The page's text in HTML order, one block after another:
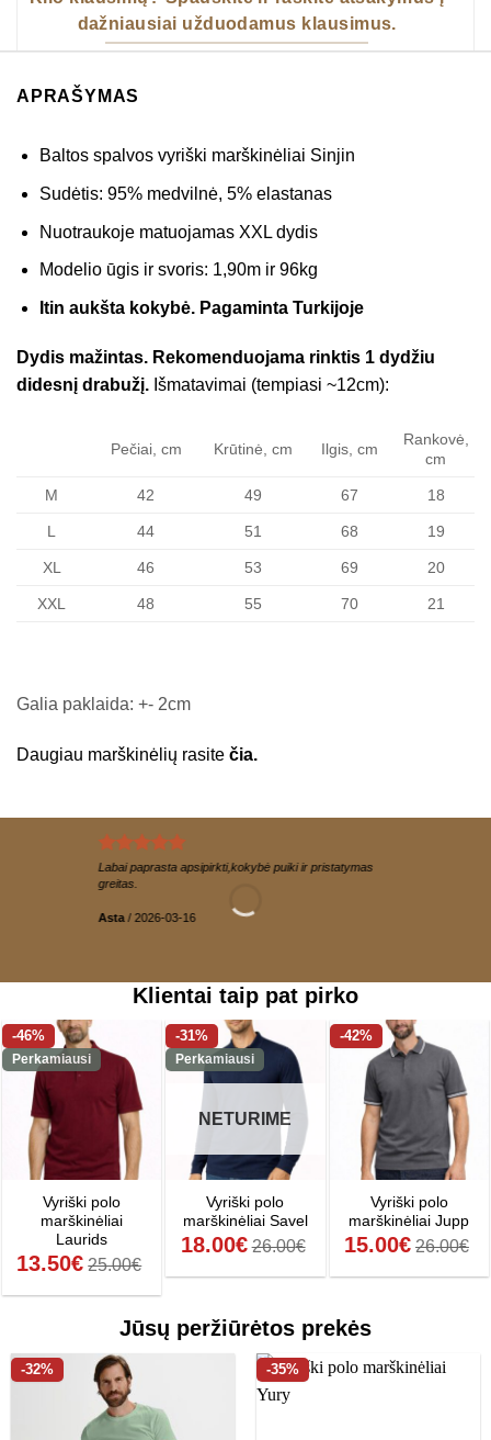
dažniausiai užduodamus klausimus.
APRAŠYMAS
Baltos spalvos vyriški marškinėliai Sinjin
Sudėtis: 95% medvilnė, 5% elastanas
Nuotraukoje matuojamas XXL dydis
Modelio ūgis ir svoris: 1,90m ir 96kg
Itin aukšta kokybė. Pagaminta Turkijoje
Dydis mažintas. Rekomenduojama rinktis 1 dydžiu
didesnį drabužį. Išmatavimai (tempiasi ~12cm):
Pečiai, cm Krūtinė, cm Ilgis, cm
Rankovė,
cm
M 42 49 67 18
L 44 51 68 19
XL 46 53 69 20
XXL 48 55 70 21
Galia paklaida: +- 2cm
Daugiau marškinėlių rasite čia.
Labai paprasta apsipirkti,kokybė puiki ir pristatymas
greitas.
Asta / 2026-03-16
Klientai taip pat pirko
-46%
Perkamiausi
Vyriški polo
marškinėliai
Laurids
13.50€ 25.00€
-31%
Perkamiausi
NETURIME
Vyriški polo
marškinėliai Savel
18.00€ 26.00€
-42%
Vyriški polo
marškinėliai Jupp
15.00€ 26.00€
Jūsų peržiūrėtos prekės
-32% -35%